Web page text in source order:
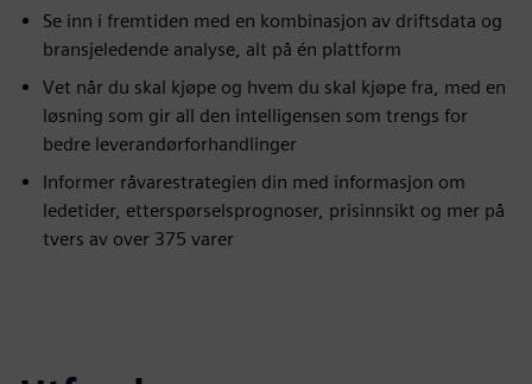
Se inn i fremtiden med en kombinasjon av driftsdata og
bransjeledende analyse, alt på én plattform
Vet når du skal kjøpe og hvem du skal kjøpe fra, med en
løsning som gir all den intelligensen som trengs for
bedre leverandørforhandlinger
Informer råvarestrategien din med informasjon om
ledetider, etterspørselsprognoser, prisinnsikt og mer på
tvers av over 375 varer